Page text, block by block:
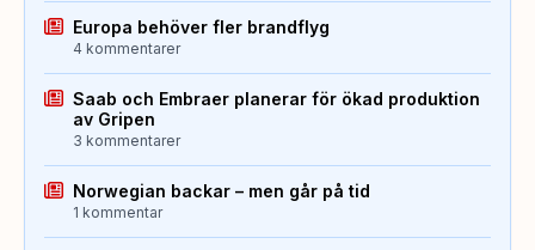
Europa behöver fler brandflyg
4 kommentarer
Saab och Embraer planerar för ökad produktion
av Gripen
3 kommentarer
Norwegian backar – men går på tid
1 kommentar